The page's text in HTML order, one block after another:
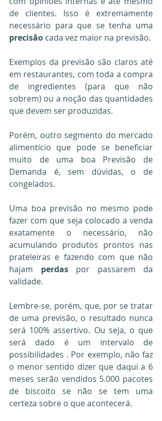
de clientes. Isso é extremamente
precisão cada vez maior na previsão.
Exemplos da previsão são claros até
em restaurantes, com toda a compra
de ingredientes (para que não
sobrem) ou a noção das quantidades
que devem ser produzidas.
Porém, outro segmento do mercado
alimentício que pode se beneficiar
muito de uma boa Previsão de
Demanda é, sem dúvidas, o de
congelados.
Uma boa previsão no mesmo pode
fazer com que seja colocado a venda
exatamente o necessário, não
acumulando produtos prontos nas
prateleiras e fazendo com que não
hajam perdas por passarem da
validade.
Lembre-se, porém, que, por se tratar
de uma previsão, o resultado nunca
será 100% assertivo. Ou seja, o que
será dado é um intervalo de
possibilidades . Por exemplo, não faz
o menor sentido dizer que daqui a 6
meses serão vendidos 5.000 pacotes
de biscoito se não se tem uma
certeza sobre o que acontecerá.